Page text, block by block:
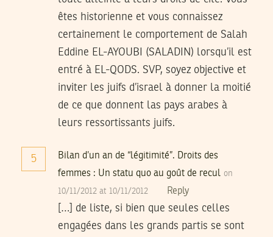
êtes historienne et vous connaissez
certainement le comportement de Salah
Eddine EL-AYOUBI (SALADIN) lorsqu’il est
entré à EL-QODS. SVP, soyez objective et
inviter les juifs d’israel à donner la moitié
de ce que donnent las pays arabes à
leurs ressortissants juifs.
5
Bilan d’un an de “légitimité”. Droits des
femmes : Un statu quo au goût de recul on
10/11/2012 at 10/11/2012 Reply
[…] de liste, si bien que seules celles
engagées dans les grands partis se sont